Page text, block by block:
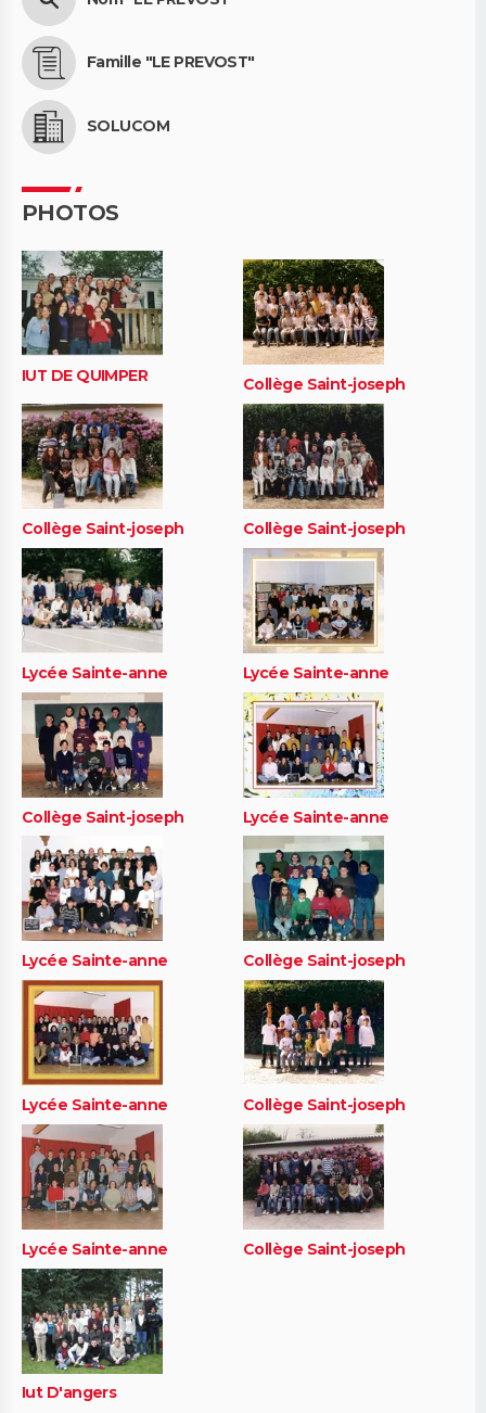
Famille "LE PREVOST"
SOLUCOM
PHOTOS
IUT DE QUIMPER Collège Saint-joseph
Collège Saint-joseph Collège Saint-joseph
Lycée Sainte-anne Lycée Sainte-anne
Collège Saint-joseph Lycée Sainte-anne
Lycée Sainte-anne Collège Saint-joseph
Lycée Sainte-anne Collège Saint-joseph
Lycée Sainte-anne Collège Saint-joseph
Iut D'angers